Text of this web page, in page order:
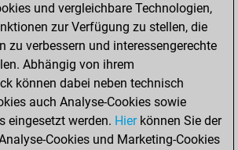
Brett
0
0
siebten
0
und vergleichbare Technologien,
zur Verfügung zu stellen, die
zu verbessern und interessengerechte
Abhängig von ihrem
können dabei neben technisch
auch Analyse-Cookies sowie
eingesetzt werden. Hierkönnen Sie der
Cookies und Marketing-Cookies